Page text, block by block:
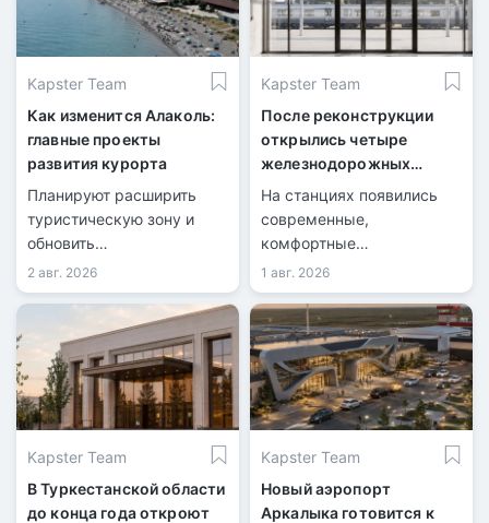
Kapster Team
Как изменится Алаколь:
главные проекты
развития курорта
Планируют расширить
туристическую зону и
обновить
инфраструктуру.
2 авг. 2026
Kapster Team
После реконструкции
открылись четыре
железнодорожных
вокзала
На станциях появились
современные,
комфортные
пространства для
пассажиров.
1 авг. 2026
Kapster Team
В Туркестанской области
до конца года откроют
Kapster Team
Новый аэропорт
Аркалыка готовится к